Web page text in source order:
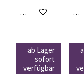
In den WarenkorbIn
ab Lager
sofort
verfügbar